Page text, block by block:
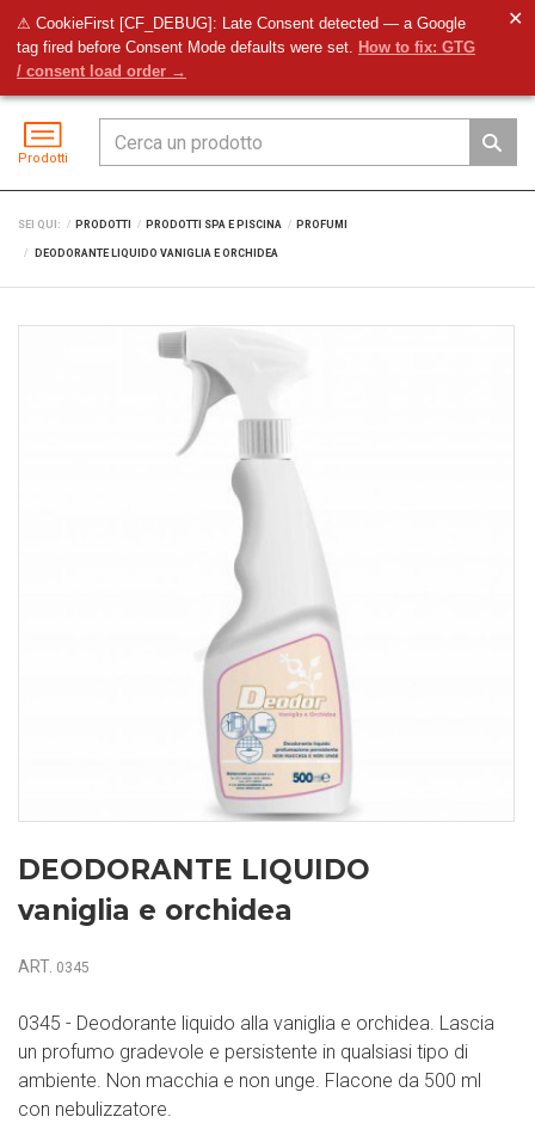
⚠ CookieFirst [CF_DEBUG]: Late Consent detected — a Google
tag fired before Consent Mode defaults were set. How to fix: GTG
/ consent load order →
✕
Prodotti
SEI QUI: PRODOTTI PRODOTTI SPA E PISCINA PROFUMI
DEODORANTE LIQUIDO VANIGLIA E ORCHIDEA
DEODORANTE LIQUIDO
vaniglia e orchidea
ART. 0345
0345 - Deodorante liquido alla vaniglia e orchidea. Lascia
un profumo gradevole e persistente in qualsiasi tipo di
ambiente. Non macchia e non unge. Flacone da 500 ml
con nebulizzatore.